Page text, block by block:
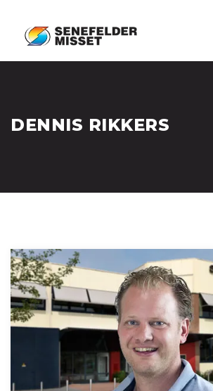
DENNIS RIKKERS